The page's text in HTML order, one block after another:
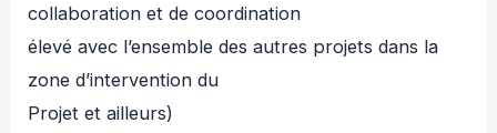
collaboration et de coordination
élevé avec l’ensemble des autres projets dans la
zone d’intervention du
Projet et ailleurs)